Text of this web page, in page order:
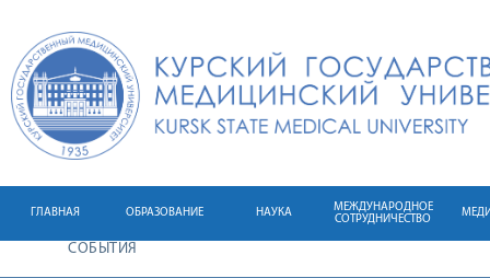
ГЛАВНАЯ ОБРАЗОВАНИЕ НАУКА
МЕЖДУНАРОДНОЕ
СОТРУДНИЧЕСТВО
СОБЫТИЯ